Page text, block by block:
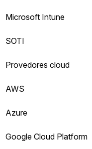
Microsoft Intune
SOTI
Provedores cloud
AWS
Azure
Google Cloud Platform